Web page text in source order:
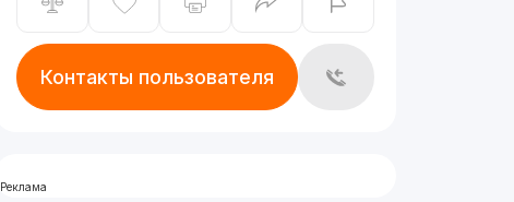
Контакты пользователя
Реклама